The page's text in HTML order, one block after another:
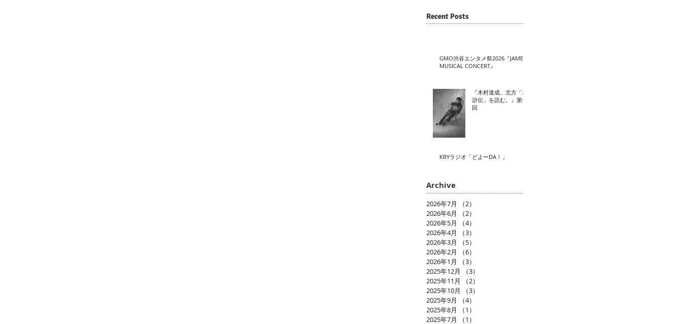
Recent Posts
GMO渋谷エンタメ祭2026『JAME
MUSICAL CONCERT』
『木村達成、北方「水
滸伝」を読む。』第十
回
KRYラジオ「どよーDA！」
Archive
2026年7月 （2）
2026年6月
（2）
2026年5月
（4）
2026年4月
（3）
2026年3月
（5）
2026年2月
（6）
2026年1月
（3）
2025年12月
（3）
2025年11月
（2）
2025年10月
（3）
2025年9月
（4）
2025年8月
（1）
2025年7月
（1）